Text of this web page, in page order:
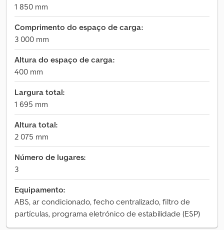
1 850 mm
Comprimento do espaço de carga:
3 000 mm
Altura do espaço de carga:
400 mm
Largura total:
1 695 mm
Altura total:
2 075 mm
Número de lugares:
3
Equipamento:
ABS, ar condicionado, fecho centralizado, filtro de
partículas, programa eletrónico de estabilidade (ESP)